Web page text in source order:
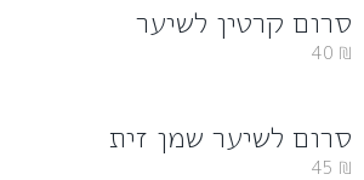
סרום קרטין לשיער
40 ₪
סרום לשיער שמן זית
45 ₪